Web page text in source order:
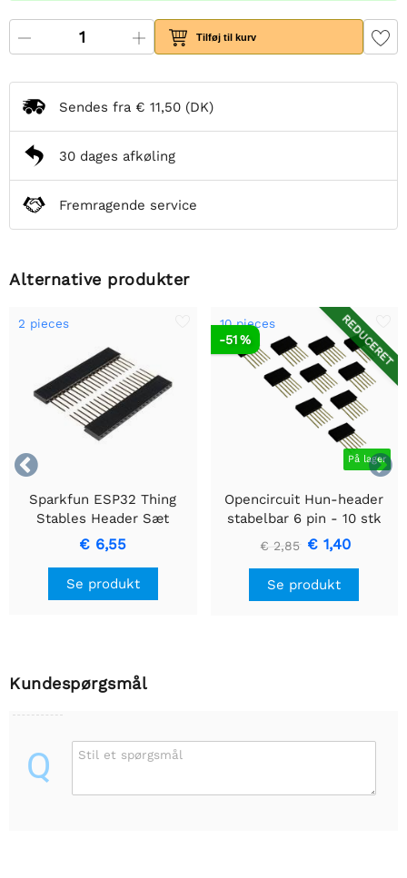
Tilføj til kurv
Sendes fra € 11,50 (DK)
30 dages afkøling
Fremragende service
Alternative produkter


2 pieces
Sparkfun ESP32 Thing
Stables Header Sæt
€ 6,55
Se produkt
REDUCERET
10 pieces
På lager
-51 %
Opencircuit Hun-header
stabelbar 6 pin - 10 stk
€ 2,85 € 1,40
Se produkt
Kundespørgsmål
Q Stil et spørgsmål